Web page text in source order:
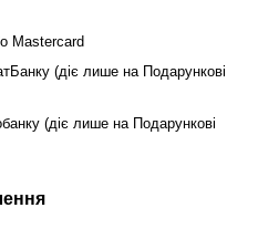
Mastercard
(діє лише на Подарункові
(діє лише на Подарункові